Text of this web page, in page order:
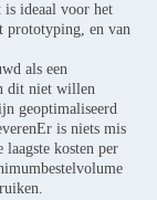
is ideaal voor het
prototyping, en van
als een
dit niet willen
geoptimaliseerd
is niets mis
laagste kosten per